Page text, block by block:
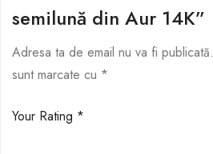
semilună din Aur 14K”
Adresa ta de email nu va fi publicată.
sunt marcate cu *
Your Rating *